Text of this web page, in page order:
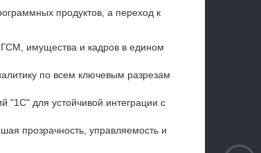
продуктов, а переход к
ГСМ, имущества и кадров в едином
по всем ключевым разрезам
"1С" для устойчивой интеграции с
прозрачность, управляемость и